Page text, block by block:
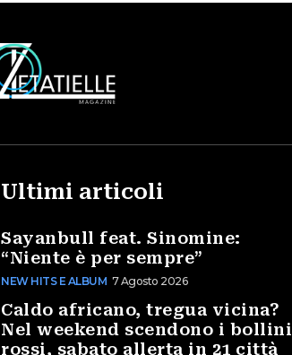
Ultimi articoli
Sayanbull feat. Sinomine:
“Niente è per sempre”
NEW HITS E ALBUM 7 Agosto 2026
Caldo africano, tregua vicina?
Nel weekend scendono i bollini
rossi, sabato allerta in 21 città